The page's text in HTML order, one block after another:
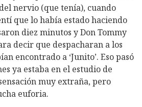
nervio (que tenía), cuando
que lo había estado haciendo
diez minutos y Don Tommy
decir que despacharan a los
encontrado a ‘Junito’. Eso pasó
ya estaba en el estudio de
muy extraña, pero
euforia.